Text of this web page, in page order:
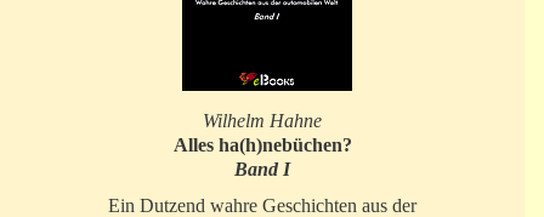
Wilhelm Hahne
Alles ha(h)nebüchen?
Band I
Ein Dutzend wahre Geschichten aus der